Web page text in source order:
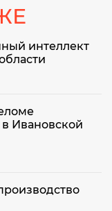
интеллект
Ивановской